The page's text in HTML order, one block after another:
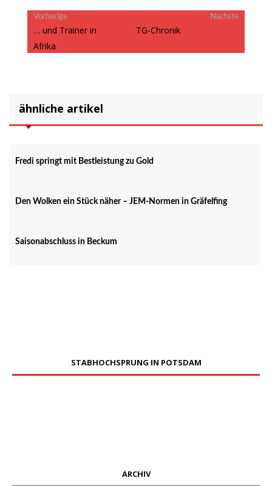
Beitragsnavigation
VorherigeVorheriger
Beitrag:
… und Trainer in
Afrika
NächsteNächster
TG-Chronik
ähnliche artikel
Fredi springt mit Bestleistung zu Gold
Den Wolken ein Stück näher – JEM-Normen in Gräfelfing
Saisonabschluss in Beckum
STABHOCHSPRUNG IN POTSDAM
ARCHIV